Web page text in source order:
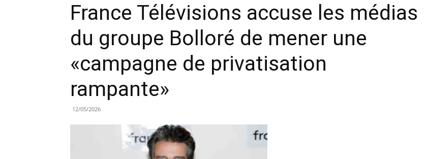
France Télévisions accuse les médias
du groupe Bolloré de mener une
«campagne de privatisation
rampante»
12/05/2026